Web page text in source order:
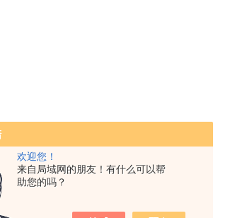
欢迎您！
来自局域网的朋友！有什么可以帮
助您的吗？